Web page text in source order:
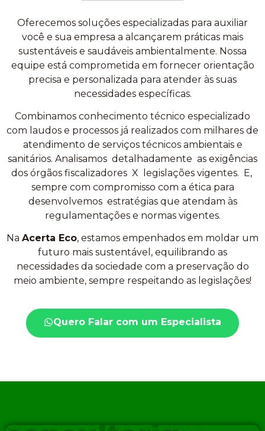
Oferecemos soluções especializadas para auxiliar
você e sua empresa a alcançarem práticas mais
sustentáveis e saudáveis ambientalmente. Nossa
equipe está comprometida em fornecer orientação
precisa e personalizada para atender às suas
necessidades específicas.
Combinamos conhecimento técnico especializado
com laudos e processos já realizados com milhares de
atendimento de serviços técnicos ambientais e
sanitários. Analisamos detalhadamente as exigências
dos órgãos fiscalizadores X legislações vigentes. E,
sempre com compromisso com a ética para
desenvolvemos estratégias que atendam às
regulamentações e normas vigentes.
Na Acerta Eco, estamos empenhados em moldar um
futuro mais sustentável, equilibrando as
necessidades da sociedade com a preservação do
meio ambiente, sempre respeitando as legislações!
Quero Falar com um Especialista